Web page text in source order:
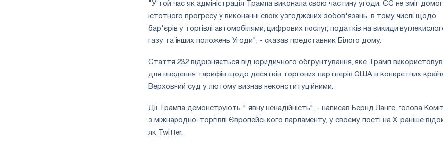
"У той час як адміністрація Трампа виконала свою частину угоди, ЄС не зміг
істотного прогресу у виконанні своїх узгоджених зобов'язань, в тому числі щодо
бар'єрів у торгівлі автомобілями, цифрових послуг, податків на викиди
газу та інших положень Угоди", - сказав представник Білого дому.
Стаття 232 відрізняється від юридичного обґрунтування, яке Трамп
для введення тарифів щодо десятків торгових партнерів США в конкретних
Верховний суд у лютому визнав неконституційними.
Дії Трампа демонструють " явну ненадійність", - написав Бернд Ланге, голова
з міжнародної торгівлі Європейського парламенту, у своєму пості на X, раніше
як Twitter.